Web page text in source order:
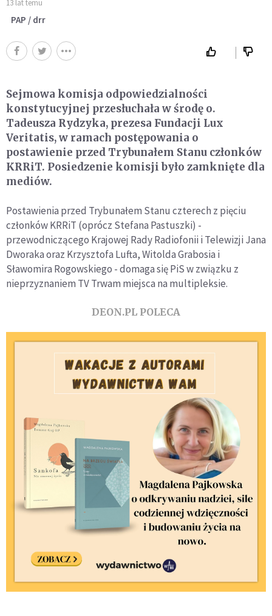
13 lat temu
PAP / drr
Sejmowa komisja odpowiedzialności
konstytucyjnej przesłuchała w środę o.
Tadeusza Rydzyka, prezesa Fundacji Lux
Veritatis, w ramach postępowania o
postawienie przed Trybunałem Stanu członków
KRRiT. Posiedzenie komisji było zamknięte dla
mediów.
Postawienia przed Trybunałem Stanu czterech z pięciu
członków KRRiT (oprócz Stefana Pastuszki) -
przewodniczącego Krajowej Rady Radiofonii i Telewizji Jana
Dworaka oraz Krzysztofa Lufta, Witolda Grabosia i
Sławomira Rogowskiego - domaga się PiS w związku z
nieprzyznaniem TV Trwam miejsca na multipleksie.
DEON.PL POLECA